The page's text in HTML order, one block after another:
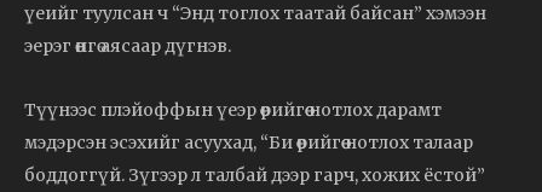
үеийг туулсан ч “Энд тоглох таатай байсан” хэмээн
эерэг өнгө аясаар дүгнэв.
Түүнээс плэйоффын үеэр өөрийгөө нотлох дарамт
мэдэрсэн эсэхийг асуухад, “Би өөрийгөө нотлох талаар
боддоггүй. Зүгээр л талбай дээр гарч, хожих ёстой”